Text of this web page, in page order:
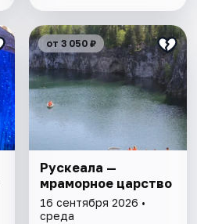
от 3 050 ₽
Рускеала —
мраморное царство
16 сентября 2026 •
среда